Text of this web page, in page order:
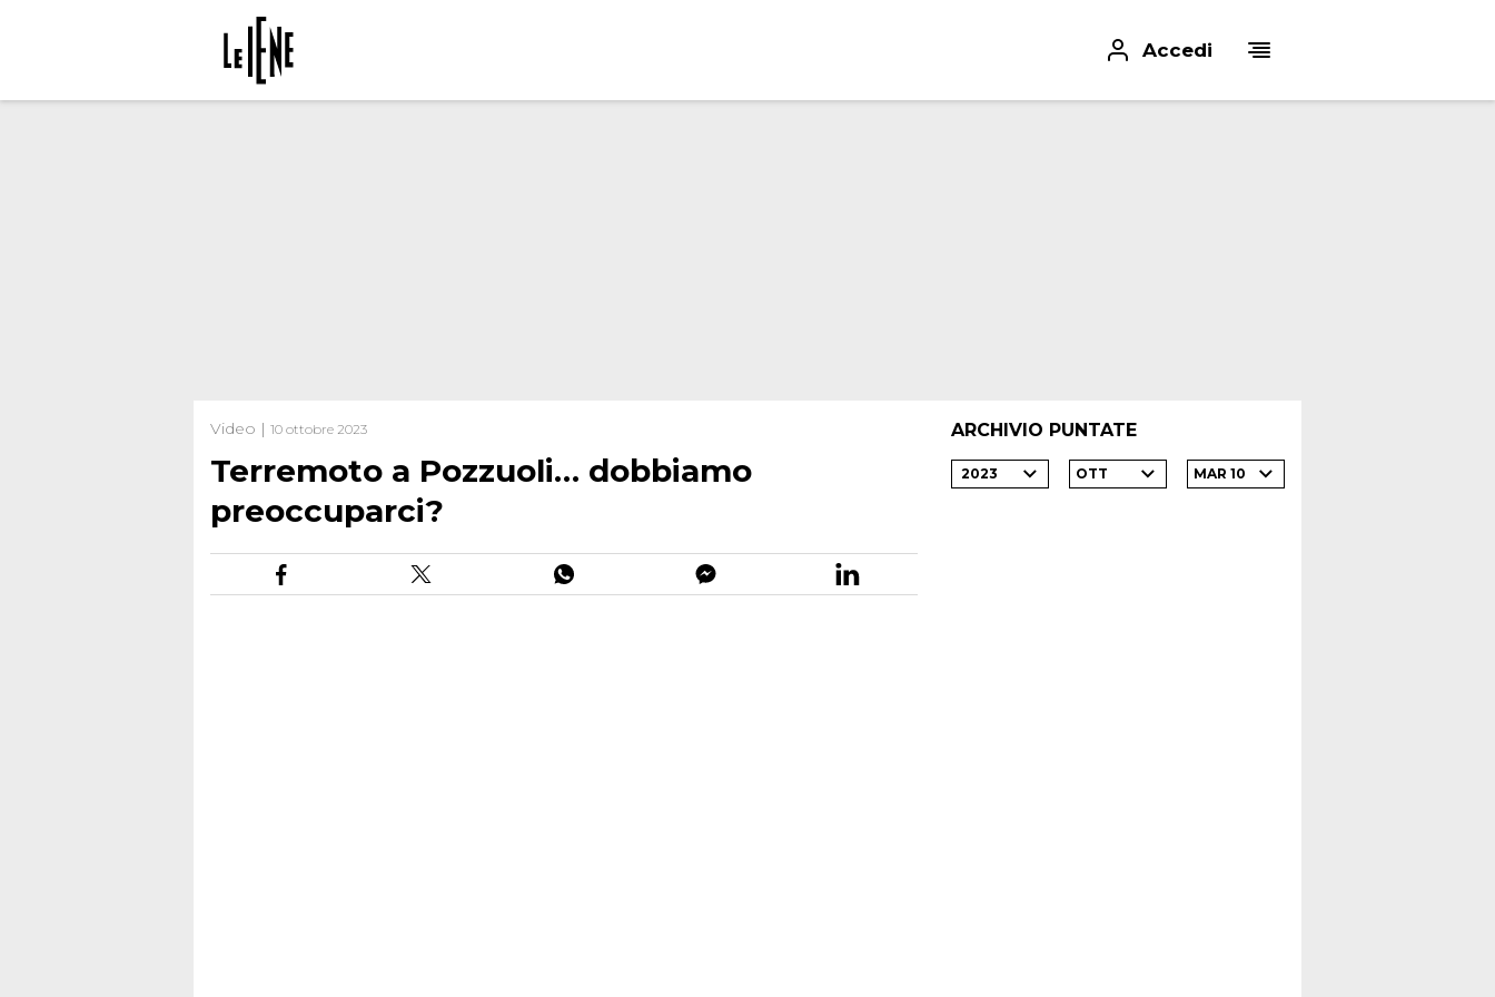
Accedi
Video | 10 ottobre 2023
Terremoto a Pozzuoli… dobbiamo
preoccuparci?
ARCHIVIO PUNTATE
2023 OTT MAR 10